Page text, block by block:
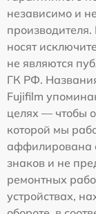
независимо и
носят
не являются
ГК РФ.
Fujifilm
целях — чтобы
которой мы
аффилирована
знаков и не
ремонтных
устройствах,